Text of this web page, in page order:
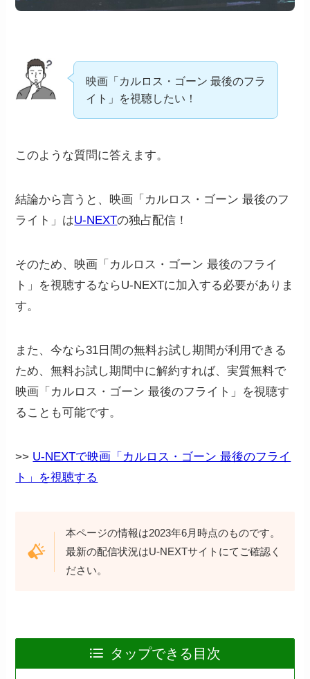
映画「カルロス・ゴーン 最後のフラ
イト」を視聴したい！
このような質問に答えます。
結論から言うと、映画「カルロス・ゴーン 最後のフ
ライト」はU-NEXTの独占配信！
そのため、映画「カルロス・ゴーン 最後のフライ
ト」を視聴するならU-NEXTに加入する必要がありま
す。
また、今なら31日間の無料お試し期間が利用できる
ため、無料お試し期間中に解約すれば、実質無料で
映画「カルロス・ゴーン 最後のフライト」を視聴す
ることも可能です。
>> U-NEXTで映画「カルロス・ゴーン 最後のフライ
ト」を視聴する
本ページの情報は2023年6月時点のものです。
最新の配信状況はU-NEXTサイトにてご確認く
ださい。
タップできる目次